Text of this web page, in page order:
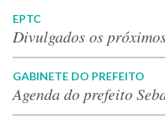
EPTC
Divulgados os
GABINETE DO PREFEITO
Agenda do prefeito